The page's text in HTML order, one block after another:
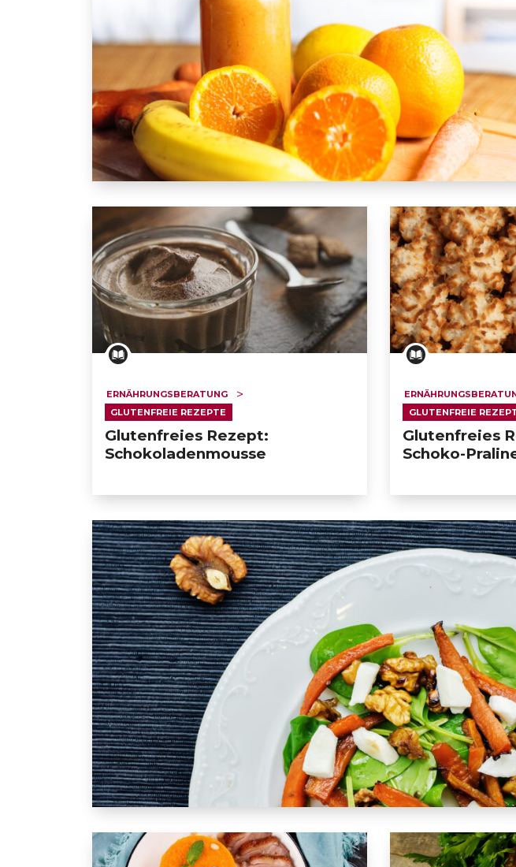
ERNÄHRUNGSBERATUNG
GLUTENFREIE REZEPTE
Glutenfreies Rezept:
Schokoladenmousse
GLUTENFREIE
Glutenfreies
Schoko-